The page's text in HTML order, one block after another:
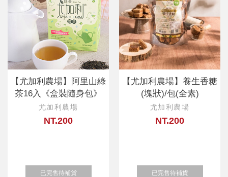
【尤加利農場】阿里山綠
茶16入《盒裝隨身包》
尤加利農場
NT.200
已完售待補貨
【尤加利農場】養生香糖
(塊狀)/包(全素)
尤加利農場
NT.200
已完售待補貨